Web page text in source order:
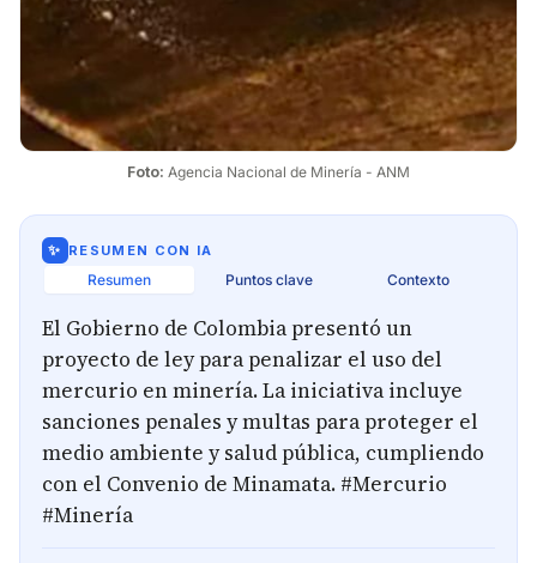
Foto: Agencia Nacional de Minería - ANM
✨ RESUMEN CON IA
Resumen Puntos clave Contexto
El Gobierno de Colombia presentó un
proyecto de ley para penalizar el uso del
mercurio en minería. La iniciativa incluye
sanciones penales y multas para proteger el
medio ambiente y salud pública, cumpliendo
con el Convenio de Minamata. #Mercurio
#Minería